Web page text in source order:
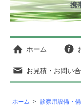
携
ホーム
お見積・お問い
ホーム > 診察用設備・